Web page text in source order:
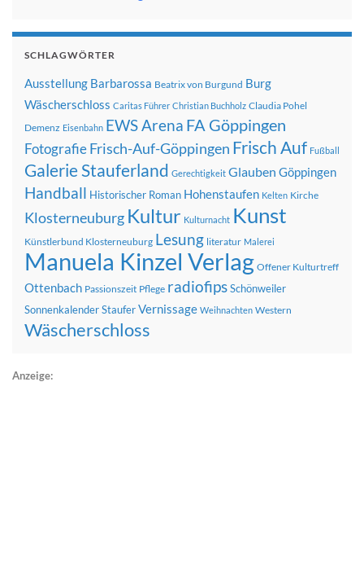
SCHLAGWÖRTER
Ausstellung Barbarossa Beatrix von Burgund Burg
Wäscherschloss Caritas Führer Christian Buchholz Claudia Pohel
Demenz Eisenbahn EWS Arena FA Göppingen
FotografieFrisch-Auf-Göppingen Frisch Auf Fußball
Galerie Stauferland Gerechtigkeit Glauben Göppingen
Handball Historischer Roman Hohenstaufen Kelten Kirche
Klosterneuburg Kultur Kulturnacht Kunst
Künstlerbund Klosterneuburg Lesung literatur Malerei
Manuela Kinzel Verlag Offener Kulturtreff
Ottenbach Passionszeit Pflege radiofipsSchönweiler
SonnenkalenderStauferVernissage Weihnachten Western
Wäscherschloss
Anzeige: